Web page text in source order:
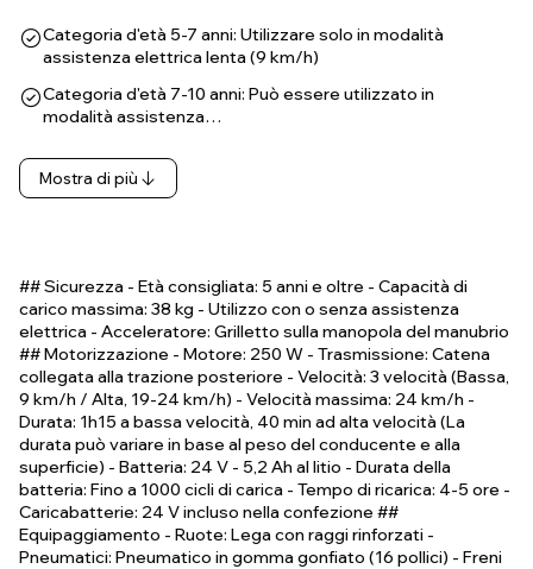
Categoria d'età 5-7 anni: Utilizzare solo in modalità
assistenza elettrica lenta (9 km/h)
Categoria d'età 7-10 anni: Può essere utilizzato in
modalità assistenza…
Mostra di più
## Sicurezza - Età consigliata: 5 anni e oltre - Capacità di
carico massima: 38 kg - Utilizzo con o senza assistenza
elettrica - Acceleratore: Grilletto sulla manopola del manubrio
## Motorizzazione - Motore: 250 W - Trasmissione: Catena
collegata alla trazione posteriore - Velocità: 3 velocità (Bassa,
9 km/h / Alta, 19-24 km/h) - Velocità massima: 24 km/h -
Durata: 1h15 a bassa velocità, 40 min ad alta velocità (La
durata può variare in base al peso del conducente e alla
superficie) - Batteria: 24 V - 5,2 Ah al litio - Durata della
batteria: Fino a 1000 cicli di carica - Tempo di ricarica: 4-5 ore -
Caricabatterie: 24 V incluso nella confezione ##
Equipaggiamento - Ruote: Lega con raggi rinforzati -
Pneumatici: Pneumatico in gomma gonfiato (16 pollici) - Freni